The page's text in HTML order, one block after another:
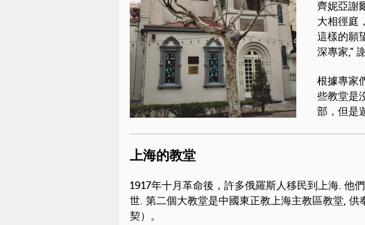
齊妮亞謝
大相徑庭
這樣的願
深專家,”
根據專家
些教堂是
部，但是
上海的教堂
1917年十月革命後，許多俄羅斯人移民到上海. 他
世. 第二個大教堂是中國東正教上海主教區教堂, 供
契）。